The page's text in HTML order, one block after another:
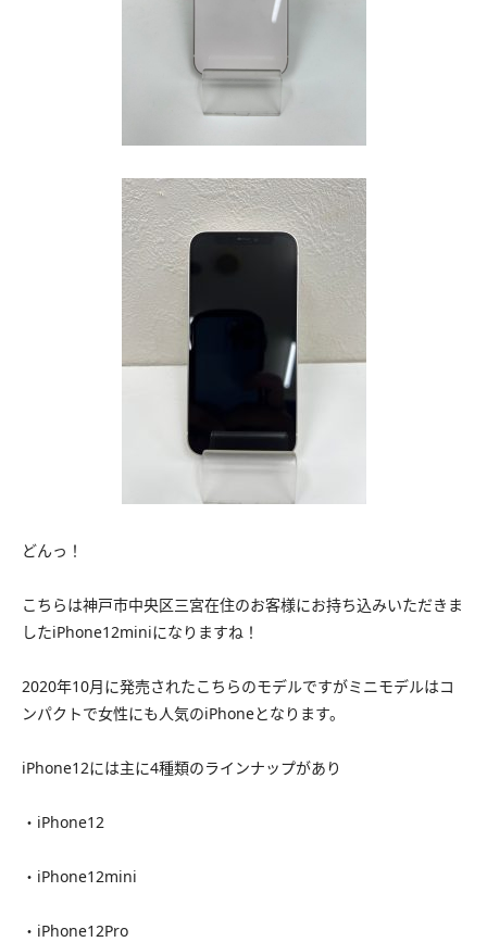
どんっ！
こちらは神戸市中央区三宮在住のお客様にお持ち込みいただきま
したiPhone12miniになりますね！
2020年10月に発売されたこちらのモデルですがミニモデルはコ
ンパクトで女性にも人気のiPhoneとなります。
iPhone12には主に4種類のラインナップがあり
・iPhone12
・iPhone12mini
・iPhone12Pro